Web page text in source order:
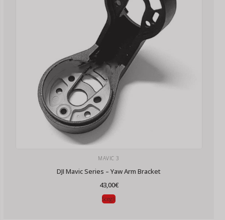
MAVIC 3
DJI Mavic Series – Yaw Arm Bracket
43,00€
Scegli